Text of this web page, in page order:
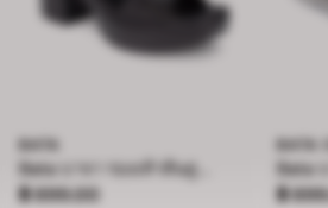
BATA
Bata บาจา รองเท้าส้นสูง แบบสวม สูง 4 นิ้ว สำหรับผู้หญิง รุ่น BELLE
ราคา ฿ 899.00
฿ 899.00
BATA
ราคา
฿